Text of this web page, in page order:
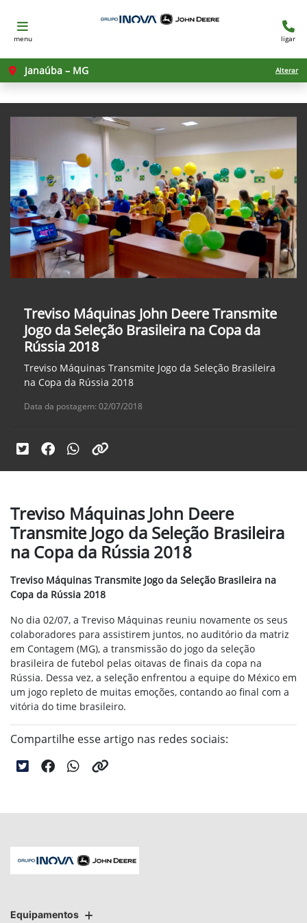
menu ligar
Janaúba – MG Alterar
Treviso Máquinas John Deere Transmite
Jogo da Seleção Brasileira na Copa da
Rússia 2018
Treviso Máquinas Transmite Jogo da Seleção Brasileira
na Copa da Rússia 2018
Data da postagem: 02/07/2018
Treviso Máquinas John Deere
Transmite Jogo da Seleção Brasileira
na Copa da Rússia 2018
Treviso Máquinas Transmite Jogo da Seleção Brasileira na
Copa da Rússia 2018
No dia 02/07, a Treviso Máquinas reuniu novamente os seus
colaboradores para assistirem juntos, no auditório da matriz
em Contagem (MG), a transmissão do jogo da seleção
brasileira de futebol pelas oitavas de finais da copa na
Rússia. Dessa vez, a seleção enfrentou a equipe do México em
um jogo repleto de muitas emoções, contando ao final com a
vitória do time brasileiro.
Compartilhe esse artigo nas redes sociais:
Equipamentos